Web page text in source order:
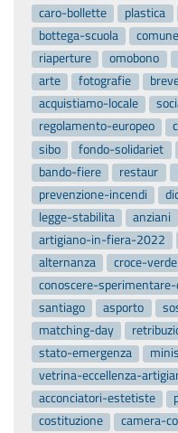
caro-bollette
plastica
bottega-scuola
comune
riaperture
omobono
arte
fotografie
acquistiamo-locale
regolamento-europeo
sibo
fondo-solidariet
bando-fiere
restaur
prevenzione-incendi
legge-stabilita
anziani
artigiano-in-fiera-2022
alternanza
croce-verde
conoscere-
santiago
asporto
matching-day
stato-emergenza
vetrina-eccellenza-
acconciatori-estetiste
costituzione
camera-